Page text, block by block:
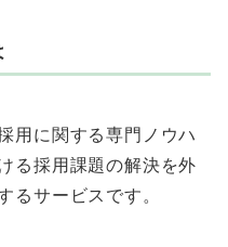
用に関する専門ノウハ
る採用課題の解決を外
るサービスです。